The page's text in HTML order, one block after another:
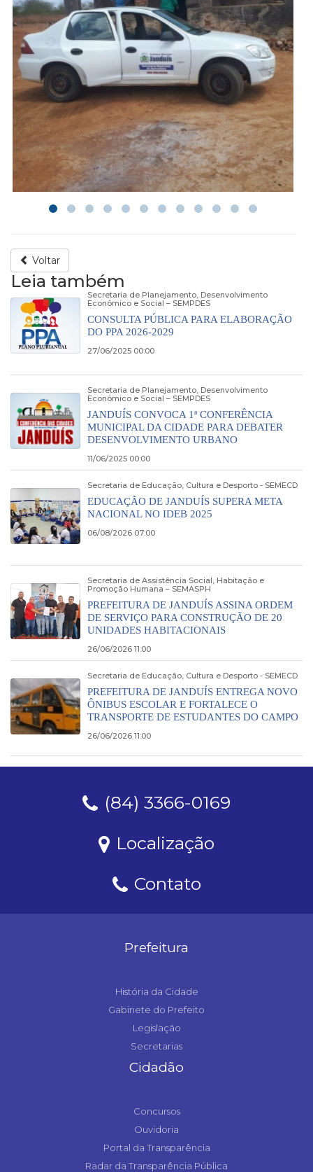
Voltar
Leia também
Secretaria de Planejamento, Desenvolvimento
Econômico e Social – SEMPDES
CONSULTA PÚBLICA PARA ELABORAÇÃO
DO PPA 2026-2029
27/06/2025 00:00
Secretaria de Planejamento, Desenvolvimento
Econômico e Social – SEMPDES
JANDUÍS CONVOCA 1ª CONFERÊNCIA
MUNICIPAL DA CIDADE PARA DEBATER
DESENVOLVIMENTO URBANO
11/06/2025 00:00
Secretaria de Educação, Cultura e Desporto - SEMECD
EDUCAÇÃO DE JANDUÍS SUPERA META
NACIONAL NO IDEB 2025
06/08/2026 07:00
Secretaria de Assistência Social, Habitação e
Promoção Humana – SEMASPH
PREFEITURA DE JANDUÍS ASSINA ORDEM
DE SERVIÇO PARA CONSTRUÇÃO DE 20
UNIDADES HABITACIONAIS
26/06/2026 11:00
Secretaria de Educação, Cultura e Desporto - SEMECD
PREFEITURA DE JANDUÍS ENTREGA NOVO
ÔNIBUS ESCOLAR E FORTALECE O
TRANSPORTE DE ESTUDANTES DO CAMPO
26/06/2026 11:00
(84) 3366-0169
Localização
Contato
Prefeitura
História da Cidade
Gabinete do Prefeito
Legislação
Secretarias
Cidadão
Concursos
Ouvidoria
Portal da Transparência
Radar da Transparência Pública